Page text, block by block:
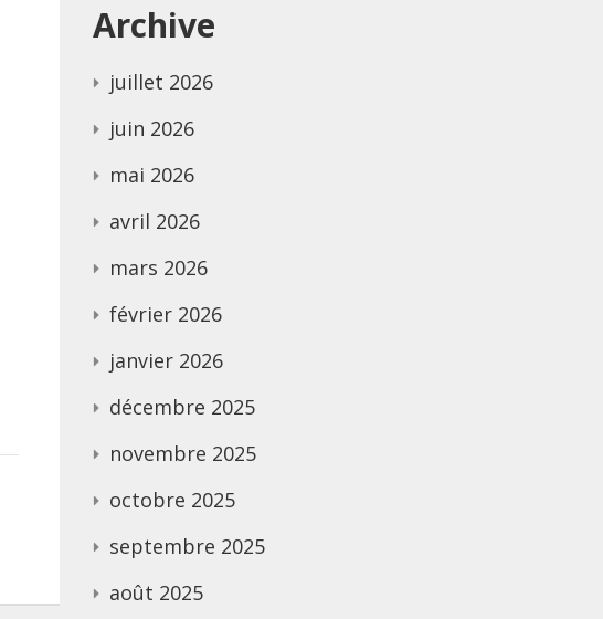
Archive
juillet 2026
juin 2026
mai 2026
avril 2026
mars 2026
février 2026
janvier 2026
décembre 2025
novembre 2025
octobre 2025
septembre 2025
août 2025